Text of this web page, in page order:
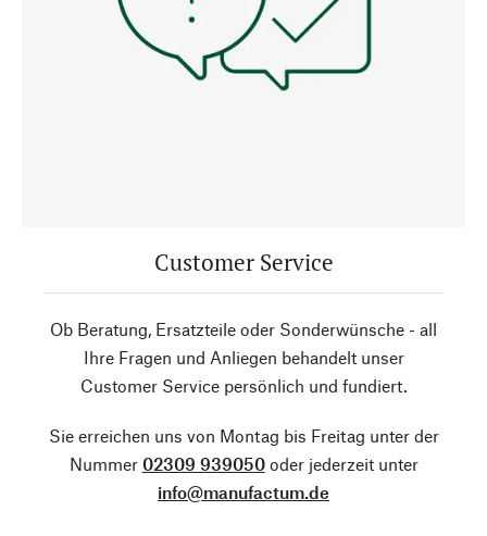
Customer Service
Ob Beratung, Ersatzteile oder Sonderwünsche - all
Ihre Fragen und Anliegen behandelt unser
Customer Service persönlich und fundiert.
Sie erreichen uns von Montag bis Freitag unter der
Nummer 02309 939050oder jederzeit unter
info@manufactum.de